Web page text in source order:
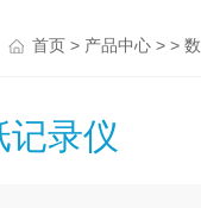
首页> 产品中心> >
记录仪